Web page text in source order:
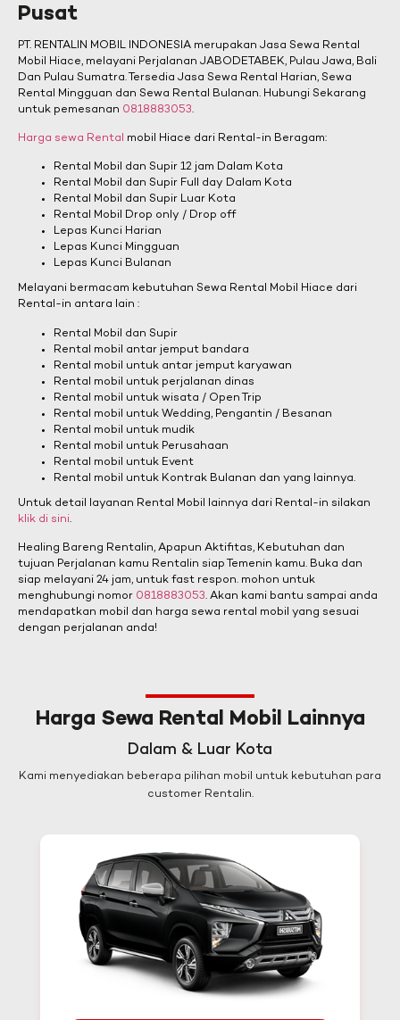
Pusat
PT. RENTALIN MOBIL INDONESIA merupakan Jasa Sewa Rental
Mobil Hiace, melayani Perjalanan JABODETABEK, Pulau Jawa, Bali
Dan Pulau Sumatra. Tersedia Jasa Sewa Rental Harian, Sewa
Rental Mingguan dan Sewa Rental Bulanan. Hubungi Sekarang
untuk pemesanan 0818883053.
Harga sewa Rental mobil Hiace dari Rental-in Beragam:
Rental Mobil dan Supir 12 jam Dalam Kota
Rental Mobil dan Supir Full day Dalam Kota
Rental Mobil dan Supir Luar Kota
Rental Mobil Drop only / Drop off
Lepas Kunci Harian
Lepas Kunci Mingguan
Lepas Kunci Bulanan
Melayani bermacam kebutuhan Sewa Rental Mobil Hiace dari
Rental-in antara lain :
Rental Mobil dan Supir
Rental mobil antar jemput bandara
Rental mobil untuk antar jemput karyawan
Rental mobil untuk perjalanan dinas
Rental mobil untuk wisata / Open Trip
Rental mobil untuk Wedding, Pengantin / Besanan
Rental mobil untuk mudik
Rental mobil untuk Perusahaan
Rental mobil untuk Event
Rental mobil untuk Kontrak Bulanan dan yang lainnya.
Untuk detail layanan Rental Mobil lainnya dari Rental-in silakan
klik di sini.
Healing Bareng Rentalin, Apapun Aktifitas, Kebutuhan dan
tujuan Perjalanan kamu Rentalin siap Temenin kamu. Buka dan
siap melayani 24 jam, untuk fast respon. mohon untuk
menghubungi nomor 0818883053. Akan kami bantu sampai anda
mendapatkan mobil dan harga sewa rental mobil yang sesuai
dengan perjalanan anda!
Harga Sewa Rental Mobil Lainnya
Dalam & Luar Kota
Kami menyediakan beberapa pilihan mobil untuk kebutuhan para
customer Rentalin.